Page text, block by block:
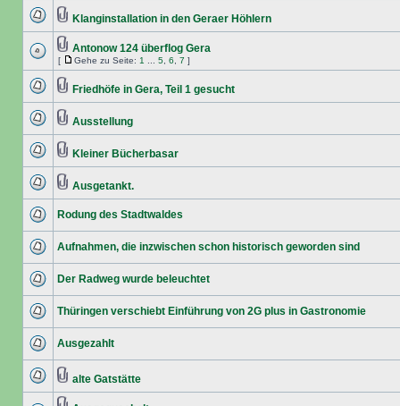
Klanginstallation in den Geraer Höhlern
Antonow 124 überflog Gera
[ Gehe zu Seite: 1 5 6 7 ]
Friedhöfe in Gera, Teil 1 gesucht
Ausstellung
Kleiner Bücherbasar
Ausgetankt.
Rodung des Stadtwaldes
Aufnahmen, die inzwischen schon historisch geworden sind
Der Radweg wurde beleuchtet
Thüringen verschiebt Einführung von 2G plus in Gastronomie
Ausgezahlt
alte Gatstätte